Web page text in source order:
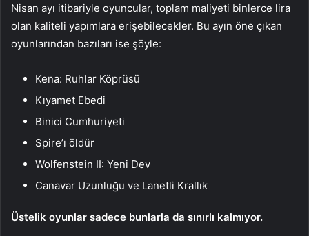
Nisan ayı itibariyle oyuncular, toplam maliyeti binlerce lira
olan kaliteli yapımlara erişebilecekler. Bu ayın öne çıkan
oyunlarından bazıları ise şöyle:
Kena: Ruhlar Köprüsü
Kıyamet Ebedi
Binici Cumhuriyeti
Spire’ı öldür
Wolfenstein II: Yeni Dev
Canavar Uzunluğu ve Lanetli Krallık
Üstelik oyunlar sadece bunlarla da sınırlı kalmıyor.